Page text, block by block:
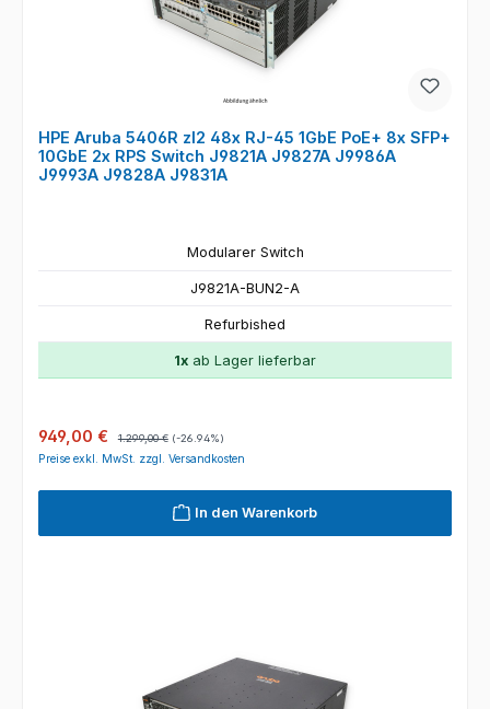
HPE Aruba 5406R zl2 48x RJ-45 1GbE PoE+ 8x SFP+
10GbE 2x RPS Switch J9821A J9827A J9986A
J9993A J9828A J9831A
Modularer Switch
J9821A-BUN2-A
Refurbished
1x ab Lager lieferbar
Verkaufspreis:
949,00 € 1.299,00 € (-26.94%)
Preise exkl. MwSt. zzgl. Versandkosten
In den Warenkorb